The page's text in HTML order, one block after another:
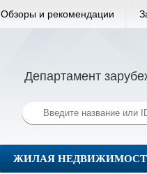
Обзоры и рекомендации
Департамент
ЖИЛАЯ